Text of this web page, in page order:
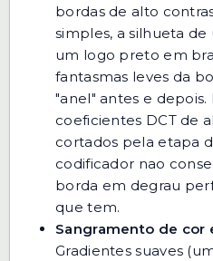
bordas de alto
simples, a silhueta
um logo preto em
fantasmas leves da
"anel" antes e depois.
coeficientes DCT de
cortados pela etapa
codificador nao
borda em degrau
que tem.
Sangramento de cor
Gradientes suaves